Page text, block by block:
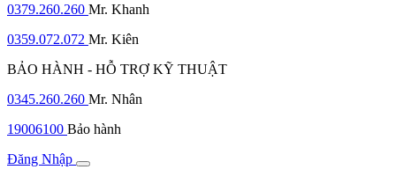
0379.260.260 Mr. Khanh
0359.072.072 Mr. Kiên
BẢO HÀNH - HỖ TRỢ KỸ THUẬT
0345.260.260 Mr. Nhân
19006100 Bảo hành
Đăng Nhập